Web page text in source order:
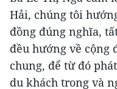
Hải, chúng tôi
đồng đúng nghĩa,
đều hướng về cộng
chung, để từ đó
du khách trong và